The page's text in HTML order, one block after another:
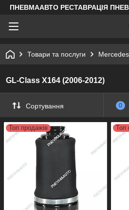
ПНЕВМААВТО РЕСТАВРАЦІЯ
Товари та послуги
GL-Class X164 (2006-2012)
Сортування 0
Топ продажів Топ